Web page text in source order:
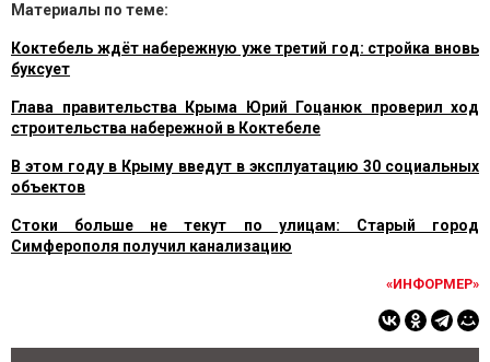
Материалы по теме:
Коктебель ждёт набережную уже третий год: стройка вновь
буксует
Глава правительства Крыма Юрий Гоцанюк проверил ход
строительства набережной в Коктебеле
В этом году в Крыму введут в эксплуатацию 30 социальных
объектов
Стоки больше не текут по улицам: Старый город
Симферополя получил канализацию
«ИНФОРМЕР»